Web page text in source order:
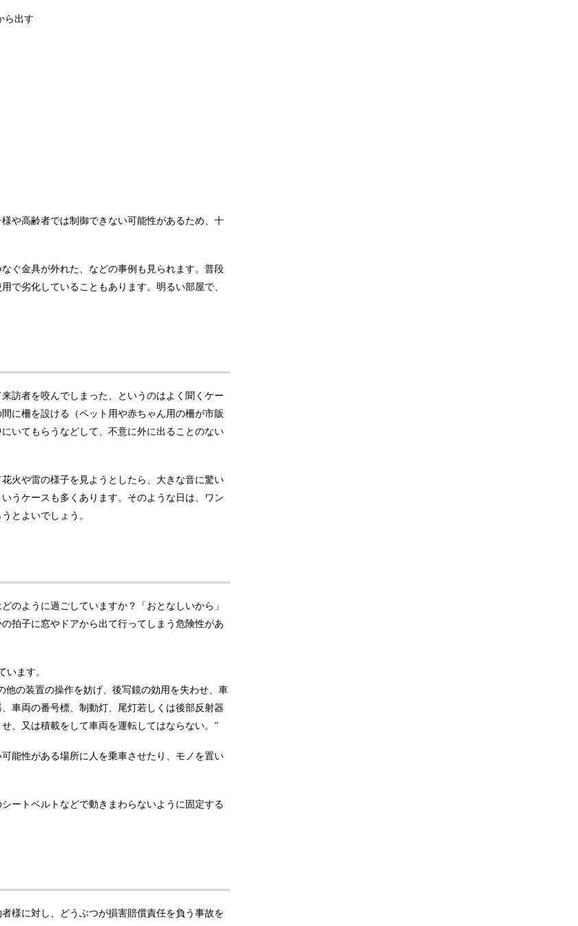
ら出す
や高齢者では制御できない可能性があるため、十
ぐ金具が外れた、などの事例も見られます。普段
で劣化していることもあります。明るい部屋で、
訪者を咬んでしまった、というのはよく聞くケー
に柵を設ける（ペット用や赤ちゃん用の柵が市販
いてもらうなどして、不意に外に出ることのない
火や雷の様子を見ようとしたら、大きな音に驚い
うケースも多くあります。そのような日は、ワン
とよいでしょう。
のように過ごしていますか？「おとなしいから」
拍子に窓やドアから出て行ってしまう危険性があ
います。
の装置の操作を妨げ、後写鏡の効用を失わせ、車
車両の番号標、制動灯、尾灯若しくは後部反射器
、又は積載をして車両を運転してはならない。”
能性がある場所に人を乗車させたり、モノを置い
ートベルトなどで動きまわらないように固定する
様に対し、どうぶつが損害賠償責任を負う事故を